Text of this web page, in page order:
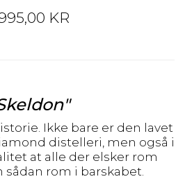
KR
Ikke bare er den lavet
distelleri, men også i
at alle der elsker rom
sådan rom i barskabet.